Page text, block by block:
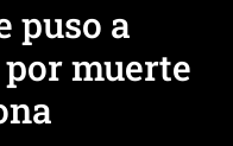
puso a
muerte